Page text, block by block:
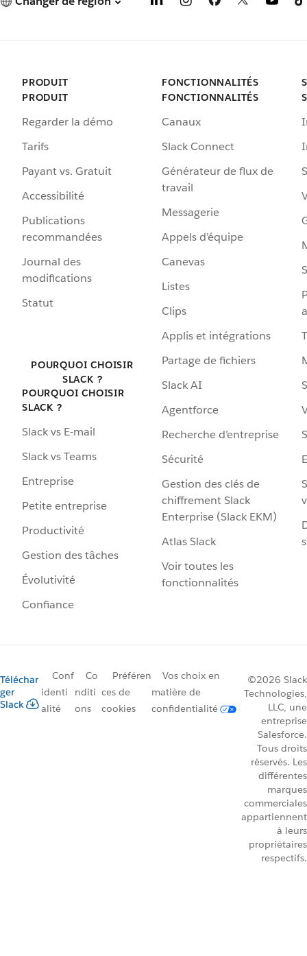
PRODUIT
PRODUIT
Regarder la démo
Tarifs
Payant vs. Gratuit
Accessibilité
Publications
recommandées
Journal des
modifications
Statut
POURQUOI CHOISIR
SLACK ?
POURQUOI CHOISIR
SLACK ?
Slack vs E-mail
Slack vs Teams
Entreprise
Petite entreprise
Productivité
Gestion des tâches
Évolutivité
Confiance
FONCTIONNALITÉS
FONCTIONNALITÉS
Canaux
Slack Connect
Générateur de flux de
travail
Messagerie
Appels d’équipe
Canevas
Listes
Clips
Applis et intégrations
Partage de fichiers
Slack AI
Agentforce
Recherche d’entreprise
Sécurité
Gestion des clés de
chiffrement Slack
Enterprise (Slack EKM)
Atlas Slack
Voir toutes les
fonctionnalités
Téléchar
ger
Slack
Conf
identi
alité
Co
nditi
ons
Préféren
ces de
cookies
Vos choix en
matière de
confidentialité
©2026 Slack
Technologies,
LLC, une
entreprise
Salesforce.
Tous droits
réservés. Les
différentes
marques
commerciales
appartiennent
à leurs
propriétaires
respectifs.